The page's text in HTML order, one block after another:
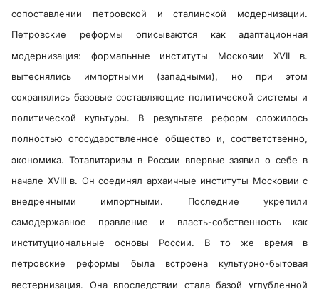
сопоставлении петровской и сталинской модернизации.
Петровские реформы описываются как адаптационная
модернизация: формальные институты Московии XVII в.
вытеснялись импортными (западными), но при этом
сохранялись базовые составляющие политической системы и
политической культуры. В результате реформ сложилось
полностью огосударствленное общество и, соответственно,
экономика. Тоталитаризм в России впервые заявил о себе в
начале XVIII в. Он соединял архаичные институты Московии с
внедренными импортными. Последние укрепили
самодержавное правление и власть-собственность как
институциональные основы России. В то же время в
петровские реформы была встроена культурно-бытовая
вестернизация. Она впоследствии стала базой углубленной